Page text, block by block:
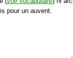
pour un auvent.